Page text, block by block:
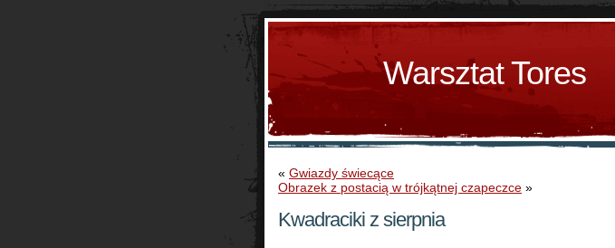
Warsztat Tores
« Gwiazdy świecące
Obrazek z postacią w trójkątnej czapeczce »
Kwadraciki z sierpnia